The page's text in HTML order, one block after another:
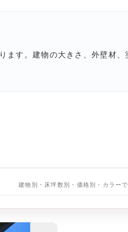
ます。建物の大きさ、外壁材、
建物別・床坪数別・価格別・カラー